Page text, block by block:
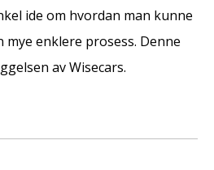
ide om hvordan man kunne
enklere prosess. Denne
av Wisecars.